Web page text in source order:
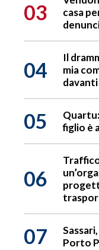
03
casa
04
Il
mia
davanti
05
figlio è
06
07
Porto